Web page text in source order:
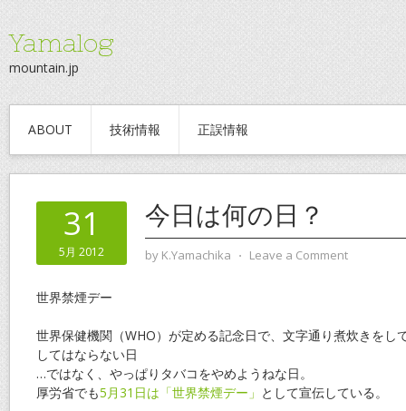
Yamalog
mountain.jp
ABOUT 技術情報 正誤情報
31
5月 2012
今日は何の日？
by K.Yamachika ⋅ Leave a Comment
世界禁煙デー
世界保健機関（WHO）が定める記念日で、文字通り煮炊きをし
してはならない日
…ではなく、やっぱりタバコをやめようねな日。
厚労省でも5月31日は「世界禁煙デー」 として宣伝している。